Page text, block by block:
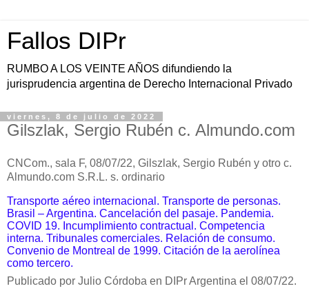
Fallos DIPr
RUMBO A LOS VEINTE AÑOS difundiendo la
jurisprudencia argentina de Derecho Internacional Privado
viernes, 8 de julio de 2022
Gilszlak, Sergio Rubén c. Almundo.com
CNCom., sala F, 08/07/22, Gilszlak, Sergio Rubén y otro c.
Almundo.com S.R.L. s. ordinario
Transporte aéreo internacional. Transporte de personas.
Brasil – Argentina. Cancelación del pasaje. Pandemia.
COVID 19. Incumplimiento contractual. Competencia
interna. Tribunales comerciales. Relación de consumo.
Convenio de Montreal de 1999. Citación de la aerolínea
como tercero.
Publicado por Julio Córdoba en DIPr Argentina el 08/07/22.